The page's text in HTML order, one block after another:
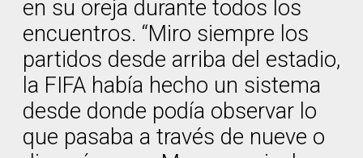
en su oreja durante todos los
encuentros. “Miro siempre los
partidos desde arriba del estadio,
la FIFA había hecho un sistema
desde donde podía observar lo
que pasaba a través de nueve o